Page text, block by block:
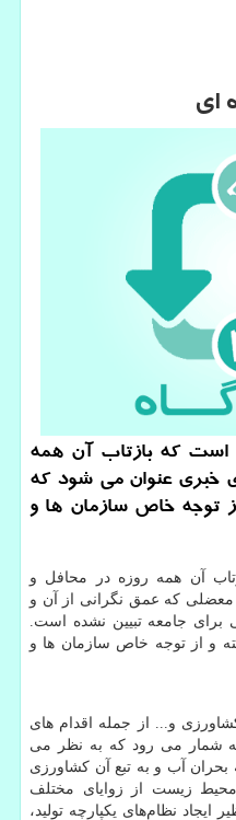
ای
است كه بازتاب آن همه
خبری عنوان می شود كه
توجه خاص سازمان ها و
آن همه روزه در محافل و
که عمق نگرانی از آن و
جامعه تبیین نشده است.
و از توجه خاص سازمان ها و
و... از جمله اقدام های
شمار می رود که به نظر می
آب و به تبع آن کشاورزی
زیست از زوایای مختلف
نظام‌های یکپارچه تولید،